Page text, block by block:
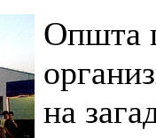
Општа
на